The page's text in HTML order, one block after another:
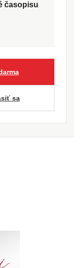
časopisu
sa